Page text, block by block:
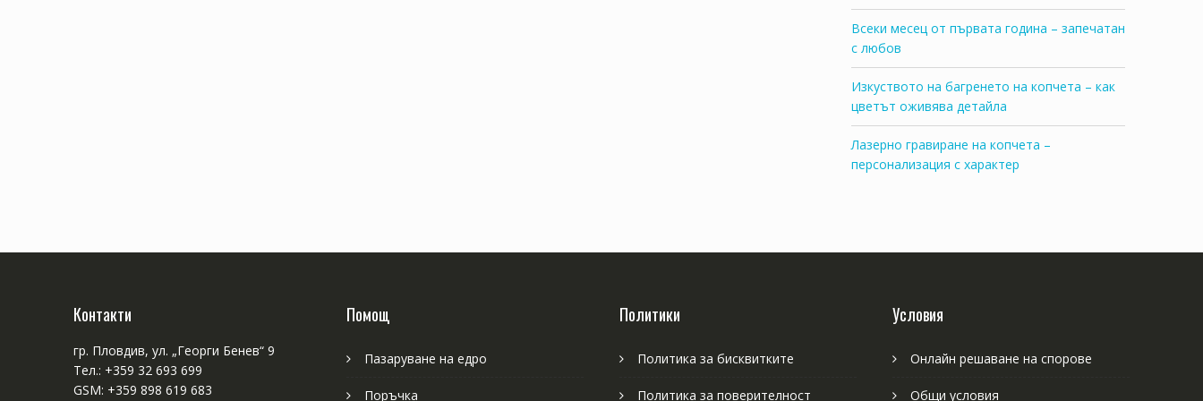
Всеки месец от първата година – запечатан
с любов
Изкуството на багренето на копчета – как
цветът оживява детайла
Лазерно гравиране на копчета –
персонализация с характер
Контакти
гр. Пловдив, ул. „Георги Бенев“ 9
Тел.: +359 32 693 699
GSM: +359 898 619 683
Помощ
Пазаруване на едро
Поръчка
Политики
Политика за бисквитките
Политика за поверителност
Условия
Онлайн решаване на спорове
Общи условия